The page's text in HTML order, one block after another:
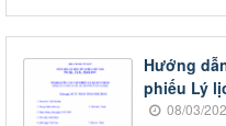
Hướng
phiếu Lý
08/03/